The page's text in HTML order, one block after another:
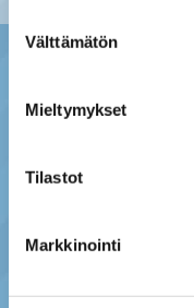
Suostumuksen
valinta
Välttämätön
Mieltymykset
Tilastot
Markkinointi